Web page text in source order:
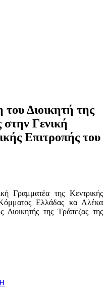
του Διοικητή της
Γενική
Επιτροπής του
Γραμματέα της Κεντρικής
Ελλάδας κα Αλέκα
της Τράπεζας της